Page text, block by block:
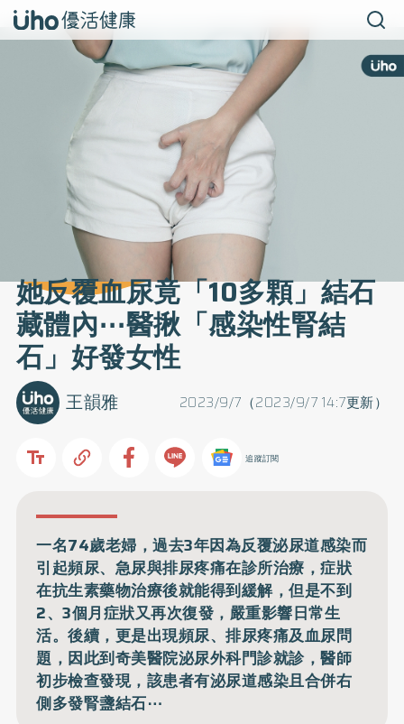
她反覆血尿竟「10多顆」結石
藏體內⋯醫揪「感染性腎結
石」好發女性
2023/9/7（2023/9/7 14:7更新）
王韻雅
追蹤訂閱
一名74歲老婦，過去3年因為反覆泌尿道感染而
引起頻尿、急尿與排尿疼痛在診所治療，症狀
在抗生素藥物治療後就能得到緩解，但是不到
2、3個月症狀又再次復發，嚴重影響日常生
活。後續，更是出現頻尿、排尿疼痛及血尿問
題，因此到奇美醫院泌尿外科門診就診，醫師
初步檢查發現，該患者有泌尿道感染且合併右
側多發腎盞結石⋯